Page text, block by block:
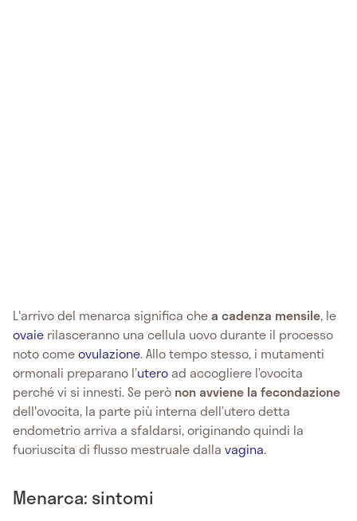
L'arrivo del menarca significa chea cadenza mensile, le
ovaie rilasceranno una cellula uovo durante il processo
noto comeovulazione. Allo tempo stesso, i mutamenti
ormonali preparano l’utero ad accogliere l’ovocita
perché vi si innesti. Se però non avviene la fecondazione
dell'ovocita, la parte più interna dell’utero detta
endometrio arriva a sfaldarsi, originando quindi la
fuoriuscita di flusso mestruale dalla vagina.
Menarca: sintomi